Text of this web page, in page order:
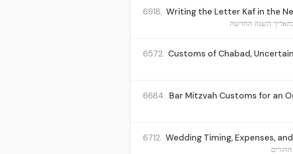
6918. Writing the Letter Kaf in the
השנה החדשה
6572. Customs of Chabad,
6684. Bar Mitzvah Customs for an
6712. Wedding Timing, Expenses,